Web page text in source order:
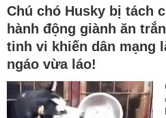
Chú chó Husky bị tách
hành động giành ăn
tinh vi khiến dân mạng
ngáo vừa láo!